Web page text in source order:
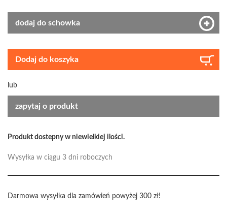
dodaj do schowka
Dodaj do koszyka
lub
zapytaj o produkt
Produkt dostepny w niewielkiej ilości.
Wysyłka w ciągu 3 dni roboczych
Darmowa wysyłka dla zamówień powyżej 300 zł!